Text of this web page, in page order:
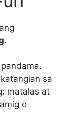
sa
matalas at
o